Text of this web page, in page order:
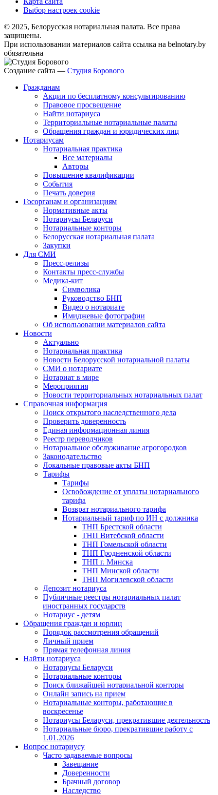
Выбор настроек cookie
© 2025, Белорусская нотариальная палата. Все права
защищены.
При использовании материалов сайта ссылка на belnotary.by
обязательна
Создание сайта — Студия Борового
Гражданам
Акции по бесплатному консультированию
Правовое просвещение
Найти нотариуса
Территориальные нотариальные палаты
Обращения граждан и юридических лиц
Нотариусам
Нотариальная практика
Все материалы
Авторы
Повышение квалификации
События
Печать доверия
Госорганам и организациям
Нормативные акты
Нотариусы Беларуси
Нотариальные конторы
Белорусская нотариальная палата
Закупки
Для СМИ
Пресс-релизы
Контакты пресс-службы
Медика-кит
Символика
Руководство БНП
Видео о нотариате
Имиджевые фотографии
Об использовании материалов сайта
Новости
Актуально
Нотариальная практика
Новости Белорусской нотариальной палаты
СМИ о нотариате
Нотариат в мире
Мероприятия
Новости территориальных нотариальных палат
Справочная информация
Поиск открытого наследственного дела
Проверить доверенность
Единая информационная линия
Реестр переводчиков
Нотариальное обслуживание агрогородков
Законодательство
Локальные правовые акты БНП
Тарифы
Тарифы
Освобождение от уплаты нотариального
тарифа
Возврат нотариального тарифа
Нотариальный тариф по ИН с должника
ТНП Брестской области
ТНП Витебской области
ТНП Гомельской области
ТНП Гродненской области
ТНП г. Минска
ТНП Минской области
ТНП Могилевской области
Депозит нотариуса
Публичные реестры нотариальных палат
иностранных государств
Нотариус - детям
Обращения граждан и юрлиц
Порядок рассмотрения обращений
Личный прием
Прямая телефонная линия
Найти нотариуса
Нотариусы Беларуси
Нотариальные конторы
Поиск ближайшей нотариальной конторы
Онлайн запись на прием
Нотариальные конторы, работающие в
воскресенье
Нотариусы Беларуси, прекратившие деятельность
Нотариальные бюро, прекратившие работу с
1.01.2026
Вопрос нотариусу
Часто задаваемые вопросы
Завещание
Доверенности
Брачный договор
Наследство